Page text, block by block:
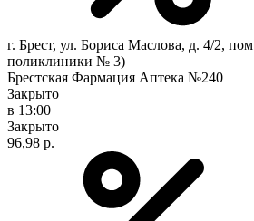
г. Брест, ул. Бориса Маслова, д. 4/2,
поликлиники № 3)
Брестская Фармация Аптека №240
Закрыто
в 13:00
Закрыто
96,98 р.